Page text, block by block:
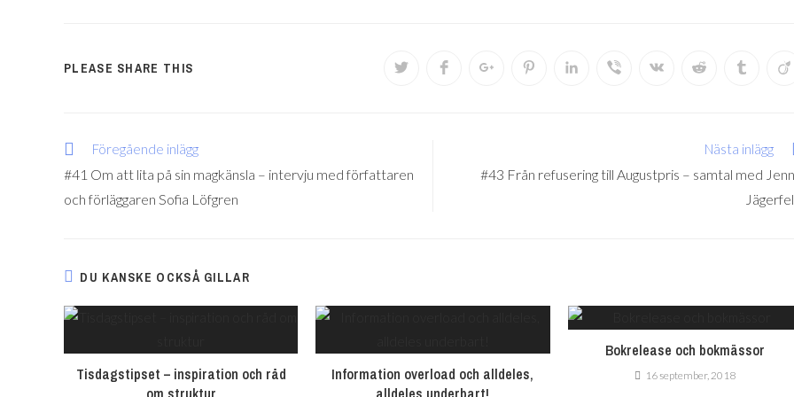
PLEASE SHARE THIS
Föregående inlägg
#41 Om att lita på sin magkänsla – intervju med författaren
och förläggaren Sofia Löfgren
Nästa inlägg
#43 Från refusering till Augustpris – samtal med
DU KANSKE OCKSÅ GILLAR
Tisdagstipset – inspiration och råd
Information overload och alldeles,
Bokrelease och bokmässor
16 september, 2018